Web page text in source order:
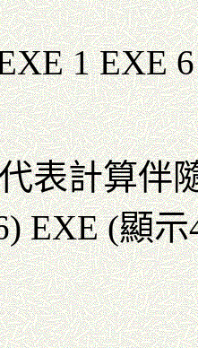
1 EXE
表計算伴
EXE (顯示